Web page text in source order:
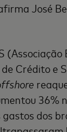
José
Crédito e
36%
dos